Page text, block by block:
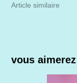
Article similaire
vous